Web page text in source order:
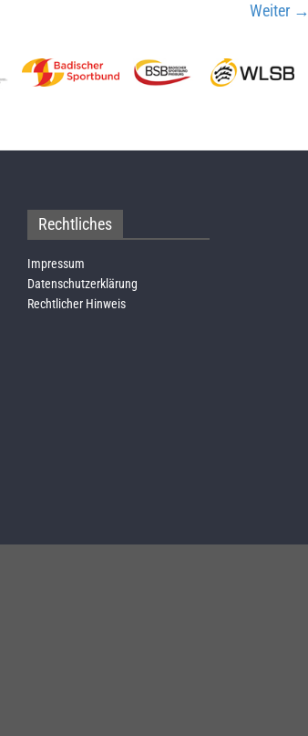
Weiter →
Rechtliches
Impressum
Datenschutzerklärung
Rechtlicher Hinweis